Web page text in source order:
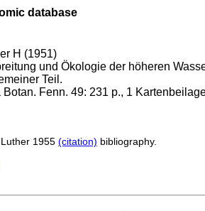
database
H (1951)
und Ökologie der höheren
Teil.
Botan. Fenn. 49: 231 p., 1
1955 (citation) bibliography.